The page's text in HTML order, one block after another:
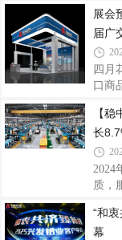
理谭
性，
智能
品牌
中国
场。
造商
家
品创
展会
届广
四月
口商
“风
展示
集铝
业，
展位
的发
新引
【
长
2024
质，
利润
率分
“和
幕